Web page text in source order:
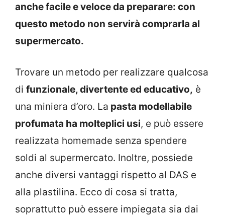
anche facile e veloce da preparare: con
questo metodo non servirà comprarla al
supermercato.
Trovare un metodo per realizzare qualcosa
di funzionale, divertente ed educativo, è
una miniera d’oro. La pasta modellabile
profumata ha molteplici usi, e può essere
realizzata homemade senza spendere
soldi al supermercato. Inoltre, possiede
anche diversi vantaggi rispetto al DAS e
alla plastilina. Ecco di cosa si tratta,
soprattutto può essere impiegata sia dai